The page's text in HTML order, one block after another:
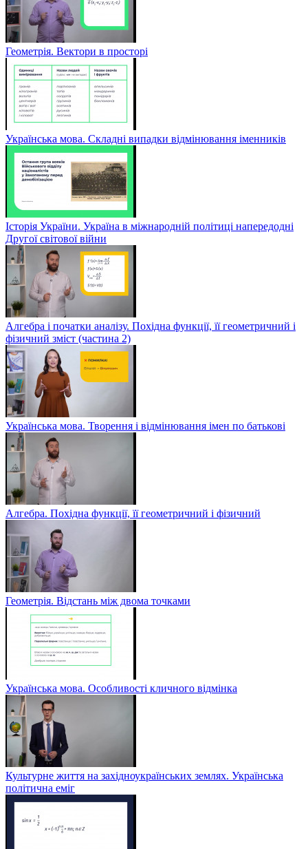
Геометрія. Вектори в просторі
Українська мова. Складні випадки відмінювання іменників
Історія України. Україна в міжнародній політиці напередодні
Другої світової війни
Алгебра і початки аналізу. Похідна функції, її геометричний і
фізичний зміст (частина 2)
Українська мова. Творення і відмінювання імен по батькові
Алгебра. Похідна функції, її геометричний і фізичний
Геометрія. Відстань між двома точками
Українська мова. Особливості кличного відмінка
Культурне життя на західноукраїнських землях. Українська
політична еміг